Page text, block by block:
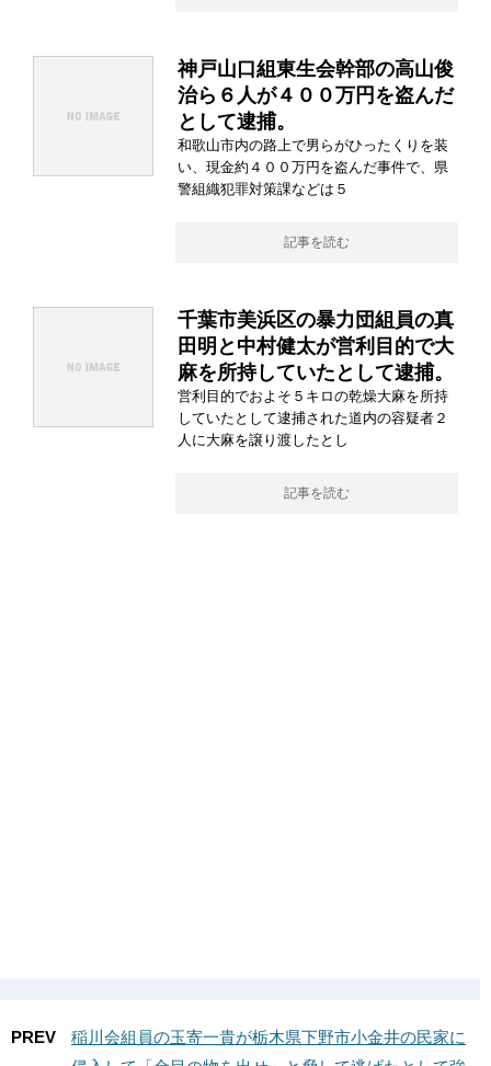
神戸山口組東生会幹部の高山俊
治ら６人が４００万円を盗んだ
として逮捕。
和歌山市内の路上で男らがひったくりを装
い、現金約４００万円を盗んだ事件で、県
警組織犯罪対策課などは５
記事を読む
千葉市美浜区の暴力団組員の真
田明と中村健太が営利目的で大
麻を所持していたとして逮捕。
営利目的でおよそ５キロの乾燥大麻を所持
していたとして逮捕された道内の容疑者２
人に大麻を譲り渡したとし
記事を読む
PREV
稲川会組員の玉寄一貴が栃木県下野市小金井の民家に